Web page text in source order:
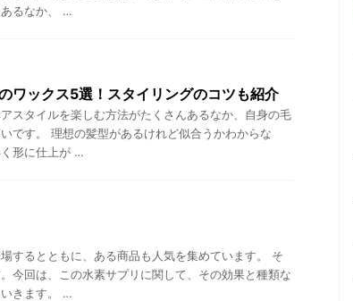
るなか、 …
ワックス5選！スタイリングのコツも紹介
スタイルを楽しむ方法がたくさんあるなか、自身の毛
です。 理想の髪型があるけれど似合うかわからな
形に仕上が …
するとともに、ある商品も人気を集めています。 そ
今回は、この水素サプリに関して、その効果と種類な
きます。 …